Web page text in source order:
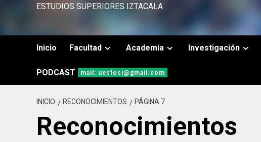
ESTUDIOS SUPERIORES IZTACALA
Inicio Facultad Academia Investigación
PODCAST mail: ucsfesi@gmail.com
INICIO RECONOCIMIENTOS PÁGINA 7
Reconocimientos